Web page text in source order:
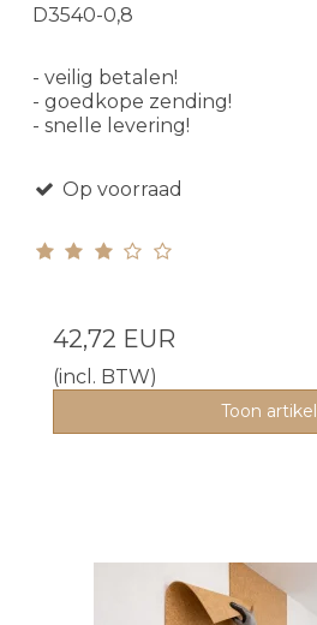
D3540-0,8
- veilig betalen!
- goedkope zending!
- snelle levering!
Op voorraad
42,72 EUR
(incl. BTW)
Toon artikel